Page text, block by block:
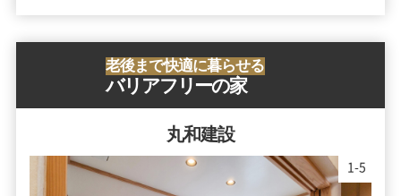
老後まで快適に暮らせる
バリアフリーの家
丸和建設
1-5